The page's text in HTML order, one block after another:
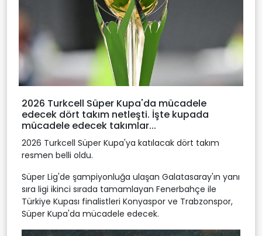
2026 Turkcell Süper Kupa'da mücadele
edecek dört takım netleşti. İşte kupada
mücadele edecek takımlar...
2026 Turkcell Süper Kupa'ya katılacak dört takım
resmen belli oldu.
Süper Lig'de şampiyonluğa ulaşan Galatasaray'ın yanı
sıra ligi ikinci sırada tamamlayan Fenerbahçe ile
Türkiye Kupası finalistleri Konyaspor ve Trabzonspor,
Süper Kupa'da mücadele edecek.